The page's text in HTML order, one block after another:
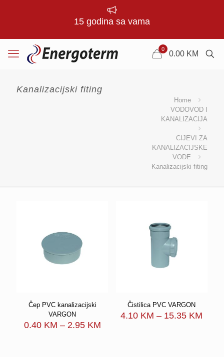
15 godina sa vama
0
0.00 KM
Kanalizacijski fiting
Home
VODOVOD I
KANALIZACIJA
CIJEVI ZA
KANALIZACIJSKE
VODE
Kanalizacijski fiting
Čep PVC kanalizacijski
VARGON
0.40 KM – 2.95 KMPrice
Čistilica PVC VARGON
4.10 KM – 15.35 KM